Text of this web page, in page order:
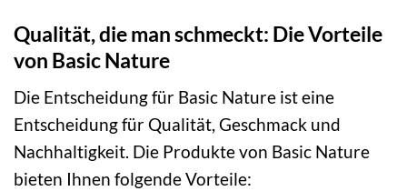
Qualität, die man schmeckt: Die Vorteile
von Basic Nature
Die Entscheidung für Basic Nature ist eine
Entscheidung für Qualität, Geschmack und
Nachhaltigkeit. Die Produkte von Basic Nature
bieten Ihnen folgende Vorteile: